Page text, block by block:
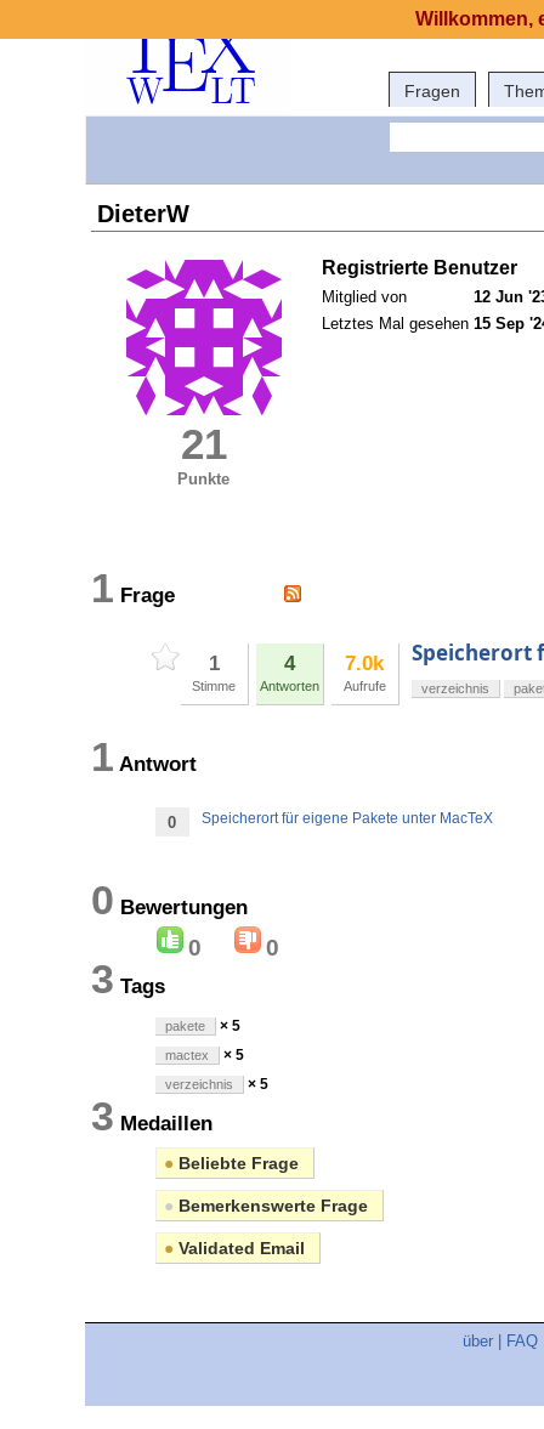
Fragen
DieterW
21
Punkte
Registrierte Benutzer
Mitglied von
12 Jun
Letztes Mal gesehen 15 Sep
1 Frage
1
Stimme
4
Antworten
7.0k
Aufrufe
Speicherort
verzeichnis
1 Antwort
0 Speicherort für eigene Pakete unter MacTeX
0 Bewertungen
0 0
3 Tags
pakete × 5
mactex × 5
verzeichnis × 5
3 Medaillen
● Beliebte Frage
● Bemerkenswerte Frage
● Validated Email
über FAQ
Willkommen,